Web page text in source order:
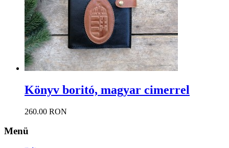
Könyv boritó, magyar cimerrel
260.00 RON
Menü